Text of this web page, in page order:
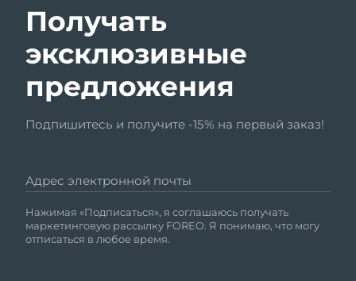
Получать
эксклюзивные
предложения
Подпишитесь и получите -15% на первый заказ!
Адрес электронной почты
Нажимая «Подписаться», я соглашаюсь получать
маркетинговую рассылку FOREO. Я понимаю, что могу
отписаться в любое время.